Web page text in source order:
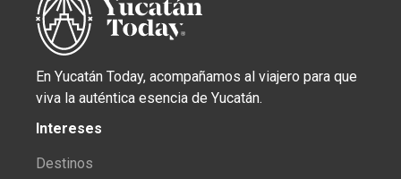
En Yucatán Today, acompañamos al viajero para que
viva la auténtica esencia de Yucatán.
Intereses
Destinos